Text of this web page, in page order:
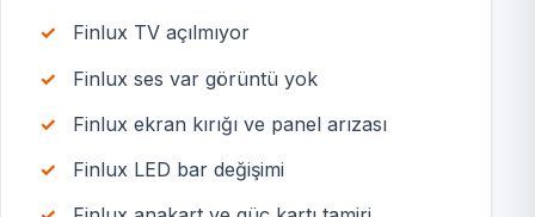
Finlux TV açılmıyor
Finlux ses var görüntü yok
Finlux ekran kırığı ve panel arızası
Finlux LED bar değişimi